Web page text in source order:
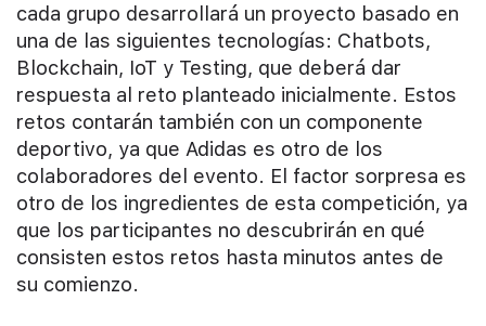
cada grupo desarrollará un proyecto basado en
una de las siguientes tecnologías: Chatbots,
Blockchain, IoT y Testing, que deberá dar
respuesta al reto planteado inicialmente. Estos
retos contarán también con un componente
deportivo, ya que Adidas es otro de los
colaboradores del evento. El factor sorpresa es
otro de los ingredientes de esta competición, ya
que los participantes no descubrirán en qué
consisten estos retos hasta minutos antes de
su comienzo.